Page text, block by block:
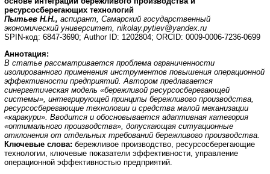
ресурсосберегающих технологий
Пытьев Н.Н., аспирант, Самарский государственный
экономический университет, nikolay.pytiev@yandex.ru
SPIN-код: 6847-3690; Author ID: 1202804; ORCID: 0009-0006-7236-0699
Аннотация:
В статье рассматривается проблема ограниченности
изолированного применения инструментов повышения операционной
эффективности предприятий. Автором предлагается
синергетическая модель «бережливой ресурсосберегающей
системы», интегрирующей принципы бережливого производства,
ресурсосберегающие технологии и средства малой механизации
«каракури». Вводится и обосновывается адаптивная категория
«оптимального производства», допускающая ситуационные
отклонения от отдельных требований бережливого производства.
Ключевые слова: бережливое производство, ресурсосберегающие
технологии, ключевые показатели эффективности, управление
операционной эффективностью предприятий.